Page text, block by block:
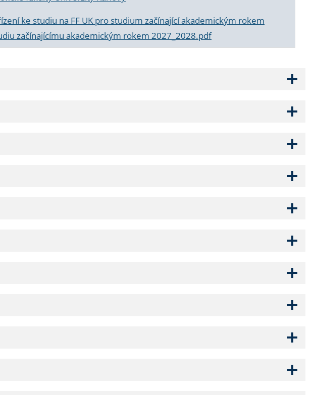
ke studiu na FF UK pro studium začínající akademickým rokem
začínajícímu akademickým rokem 2027_2028.pdf